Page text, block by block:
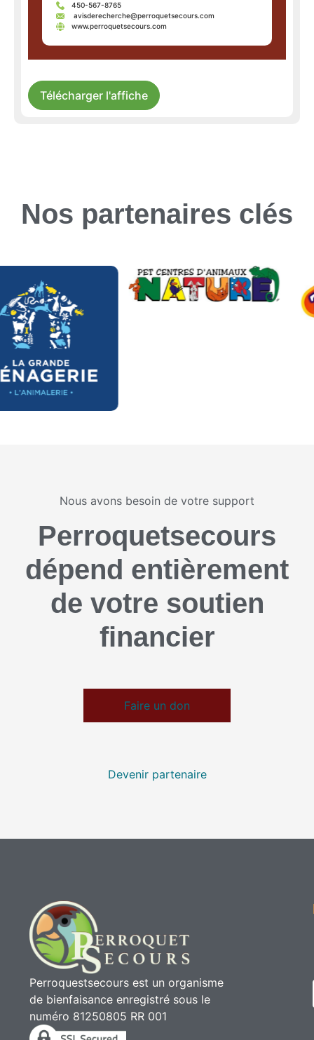
450-567-8765
avisderecherche@perroquetsecours.com
www.perroquetsecours.com
Télécharger l'affiche
Nos partenaires clés
Nous avons besoin de votre support
Perroquetsecours
dépend entièrement
de votre soutien
financier
Faire un don
Devenir partenaire
Perroquestsecours est un organisme
de bienfaisance enregistré sous le
numéro 81250805 RR 001